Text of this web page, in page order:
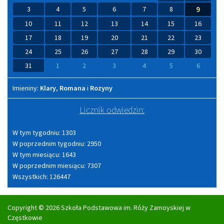
3
4 5 6 7 8 9
10 11 12 13 14 15
16
17
18 19 20 21 22
23
24
25 26 27 28 29
30
31
1 2 3 4 5 6
Imieniny
Imieniny: Klary, Romana i Rozyny
Licznik odwiedzin:
W tym tygodniu: 1303
W poprzednim tygodniu: 2950
W tym miesiącu: 1643
W poprzednim miesiącu: 7307
Wszystkich: 126447
Copyright © 2026 Szkoła Podstawowa im. Róży Zamoyskiej w
Częstkowie